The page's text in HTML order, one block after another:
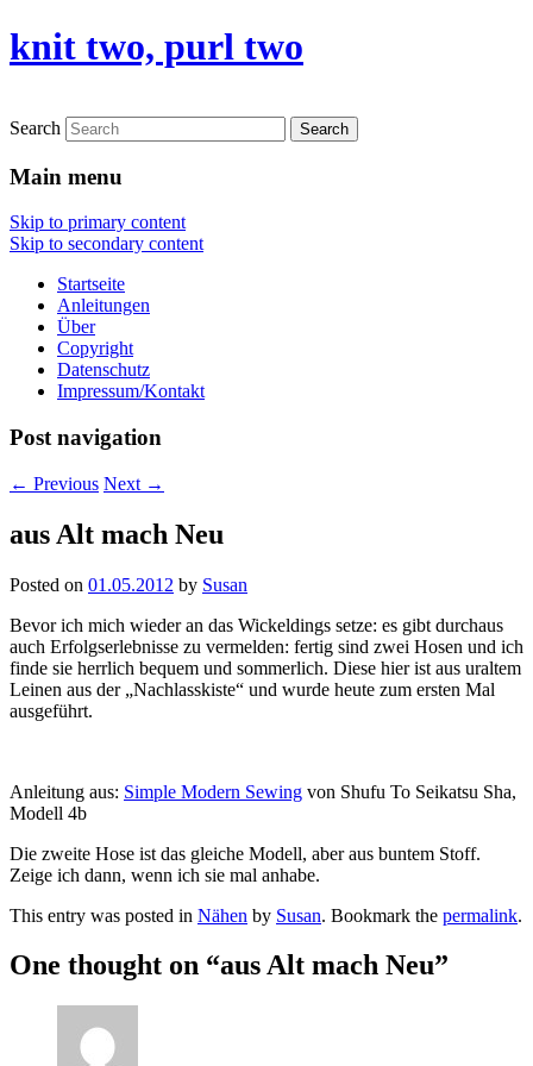
knit two, purl two
Search
Main menu
Skip to primary content
Skip to secondary content
Startseite
Anleitungen
Über
Copyright
Datenschutz
Impressum/Kontakt
Post navigation
← Previous Next →
aus Alt mach Neu
Posted on 01.05.2012 by Susan
Bevor ich mich wieder an das Wickeldings setze: es gibt durchaus
auch Erfolgserlebnisse zu vermelden: fertig sind zwei Hosen und ich
finde sie herrlich bequem und sommerlich. Diese hier ist aus uraltem
Leinen aus der „Nachlasskiste“ und wurde heute zum ersten Mal
ausgeführt.
Anleitung aus: Simple Modern Sewing von Shufu To Seikatsu Sha,
Modell 4b
Die zweite Hose ist das gleiche Modell, aber aus buntem Stoff.
Zeige ich dann, wenn ich sie mal anhabe.
This entry was posted in Nähen by Susan. Bookmark the permalink.
One thought on “aus Alt mach Neu”